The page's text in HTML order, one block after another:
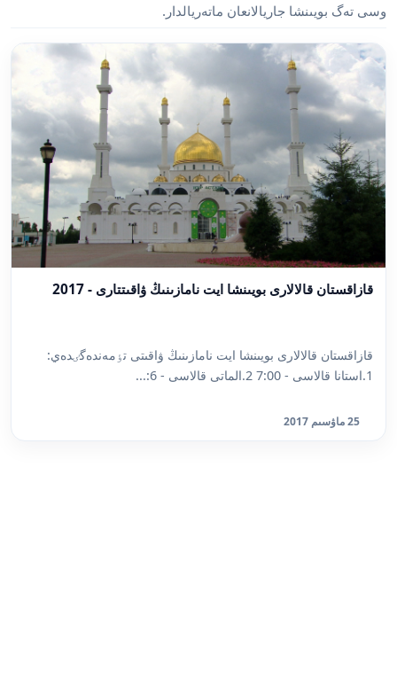
وسى تەگ بويىنشا جاريالانعان ماتەريالدار.
قازاقستان قالالارى بويىنشا ايت نامازىنىڭ ۋاقىتتارى - 2017
قازاقستان قالالارى بويىنشا ايت نامازىنىڭ ۋاقىتى تٶمەندەگٸدەي:
1.استانا قالاسى - 7:00 2.الماتى قالاسى - 6:...
25 ماۋسىم 2017